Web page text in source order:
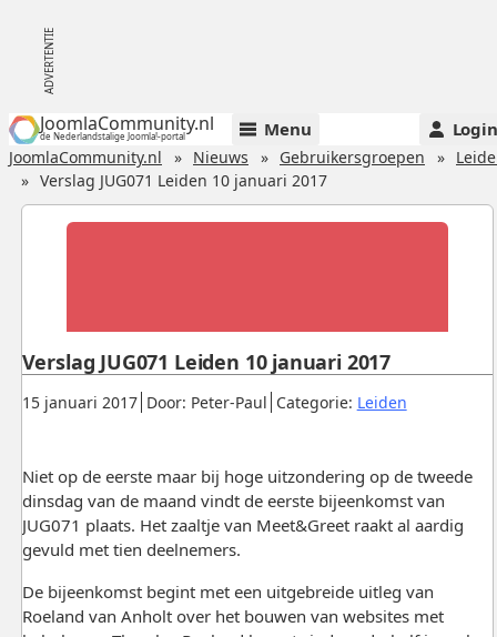
JoomlaCommunity.nl
de Nederlandstalige Joomla!-portal Menu Login
JoomlaCommunity.nl Nieuws Gebruikersgroepen
Verslag JUG071 Leiden 10 januari 2017
Gepubliceerd:
15 januari 2017. Door: Peter-Paul. Categorie: Leiden.
Verslag JUG071 Leiden 10 januari 2017
Niet op de eerste maar bij hoge uitzondering op de tweede
dinsdag van de maand vindt de eerste bijeenkomst van
JUG071 plaats. Het zaaltje van Meet&Greet raakt al aardig
gevuld met tien deelnemers.
De bijeenkomst begint met een uitgebreide uitleg van
Roeland van Anholt over het bouwen van websites met